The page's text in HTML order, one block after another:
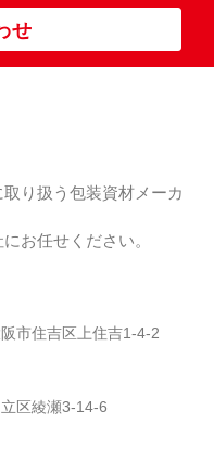
せ
り扱う包装資材メーカ
お任せください。
市住吉区上住吉1-4-2
区綾瀬3-14-6